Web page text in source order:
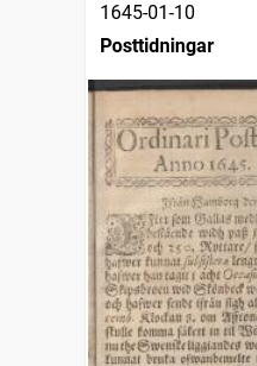
1645-01-10
Posttidningar